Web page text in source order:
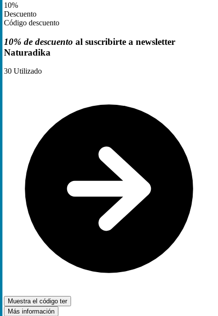
10%
Descuento
Código descuento
10% de descuento al suscribirte a newsletter
Naturadika
30 Utilizado
Muestra el código ter
Más información